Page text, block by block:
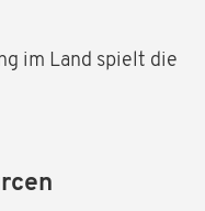
im Land spielt die